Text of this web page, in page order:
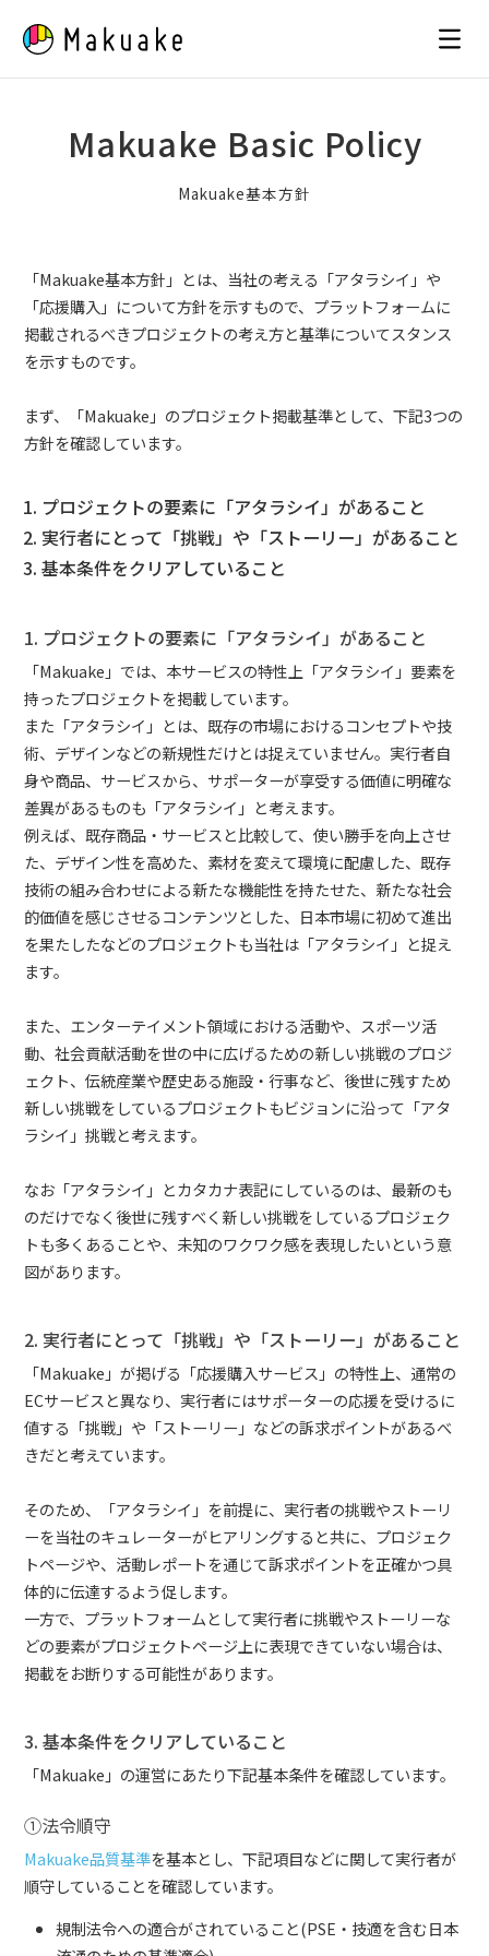
content
Makuake Basic Policy
Makuake基本方針
「Makuake基本方針」とは、当社の考える「アタラシイ」や
「応援購入」について方針を示すもので、プラットフォームに
掲載されるべきプロジェクトの考え方と基準についてスタンス
を示すものです。
まず、「Makuake」のプロジェクト掲載基準として、下記3つの
方針を確認しています。
プロジェクトの要素に「アタラシイ」があること
実行者にとって「挑戦」や「ストーリー」があること
基本条件をクリアしていること
1. プロジェクトの要素に「アタラシイ」があること
「Makuake」では、本サービスの特性上「アタラシイ」要素を
持ったプロジェクトを掲載しています。
また「アタラシイ」とは、既存の市場におけるコンセプトや技
術、デザインなどの新規性だけとは捉えていません。実行者自
身や商品、サービスから、サポーターが享受する価値に明確な
差異があるものも「アタラシイ」と考えます。
例えば、既存商品・サービスと比較して、使い勝手を向上させ
た、デザイン性を高めた、素材を変えて環境に配慮した、既存
技術の組み合わせによる新たな機能性を持たせた、新たな社会
的価値を感じさせるコンテンツとした、日本市場に初めて進出
を果たしたなどのプロジェクトも当社は「アタラシイ」と捉え
ます。
また、エンターテイメント領域における活動や、スポーツ活
動、社会貢献活動を世の中に広げるための新しい挑戦のプロジ
ェクト、伝統産業や歴史ある施設・行事など、後世に残すため
新しい挑戦をしているプロジェクトもビジョンに沿って「アタ
ラシイ」挑戦と考えます。
なお「アタラシイ」とカタカナ表記にしているのは、最新のも
のだけでなく後世に残すべく新しい挑戦をしているプロジェク
トも多くあることや、未知のワクワク感を表現したいという意
図があります。
2. 実行者にとって「挑戦」や「ストーリー」があること
「Makuake」が掲げる「応援購入サービス」の特性上、通常の
ECサービスと異なり、実行者にはサポーターの応援を受けるに
値する「挑戦」や「ストーリー」などの訴求ポイントがあるべ
きだと考えています。
そのため、「アタラシイ」を前提に、実行者の挑戦やストーリ
ーを当社のキュレーターがヒアリングすると共に、プロジェク
トページや、活動レポートを通じて訴求ポイントを正確かつ具
体的に伝達するよう促します。
一方で、プラットフォームとして実行者に挑戦やストーリーな
どの要素がプロジェクトページ上に表現できていない場合は、
掲載をお断りする可能性があります。
3. 基本条件をクリアしていること
「Makuake」の運営にあたり下記基本条件を確認しています。
①法令順守
Makuake品質基準を基本とし、下記項目などに関して実行者が
順守していることを確認しています。
規制法令への適合がされていること(PSE・技適を含む日本